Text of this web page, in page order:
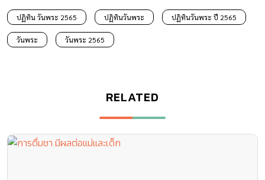
ปฏิทิน วันพระ 2565 ปฏิทินวันพระ ปฏิทินวันพระ ปี 2565
วันพระ วันพระ 2565
RELATED